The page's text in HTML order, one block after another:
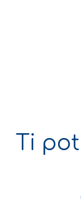
Ti